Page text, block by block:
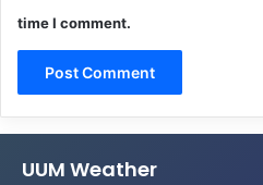
time I comment.
UUM Weather